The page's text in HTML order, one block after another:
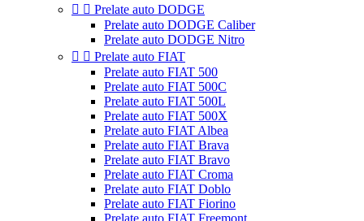
  Prelate auto DODGE
Prelate auto DODGE Caliber
Prelate auto DODGE Nitro
  Prelate auto FIAT
Prelate auto FIAT 500
Prelate auto FIAT 500C
Prelate auto FIAT 500L
Prelate auto FIAT 500X
Prelate auto FIAT Albea
Prelate auto FIAT Brava
Prelate auto FIAT Bravo
Prelate auto FIAT Croma
Prelate auto FIAT Doblo
Prelate auto FIAT Fiorino
Prelate auto FIAT Freemont